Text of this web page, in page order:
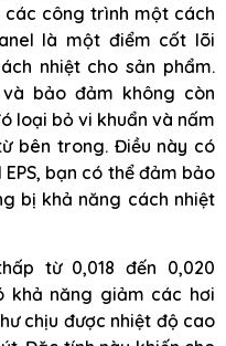
công trình một cách
là một điểm cốt lõi
nhiệt cho sản phẩm.
bảo đảm không còn
loại bỏ vi khuẩn và nấm
bên trong. Điều này có
bạn có thể đảm bảo
bị khả năng cách nhiệt
từ 0,018 đến 0,020
khả năng giảm các hơi
chịu được nhiệt độ cao